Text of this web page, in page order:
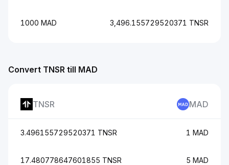
Convert TNSR till MAD
TNSR MAD
3.496155729520371 TNSR 1 MAD
17.480778647601855 TNSR 5 MAD
1000 MAD 3,496.155729520371 TNSR